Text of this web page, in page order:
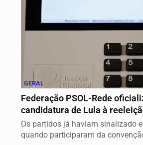
GERAL
Federação PSOL-Rede
candidatura de Lula à
Os partidos já haviam sinalizado
quando participaram da